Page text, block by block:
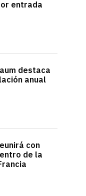
entrada
destaca
anual
con
de la